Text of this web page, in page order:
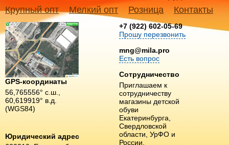
Крупный опт
Мелкий опт Розница Контакты
GPS-координаты
56,765556° с.ш.,
60,619919° в.д.
(WGS84)
Юридический адрес
+7 (922) 602-05-69
Прошу перезвонить
mng@mila.pro
Есть вопрос
Сотрудничество
Приглашаем к
сотрудничеству
магазины детской
обуви
Екатеринбурга,
Свердловской
области, УрФО и
России.